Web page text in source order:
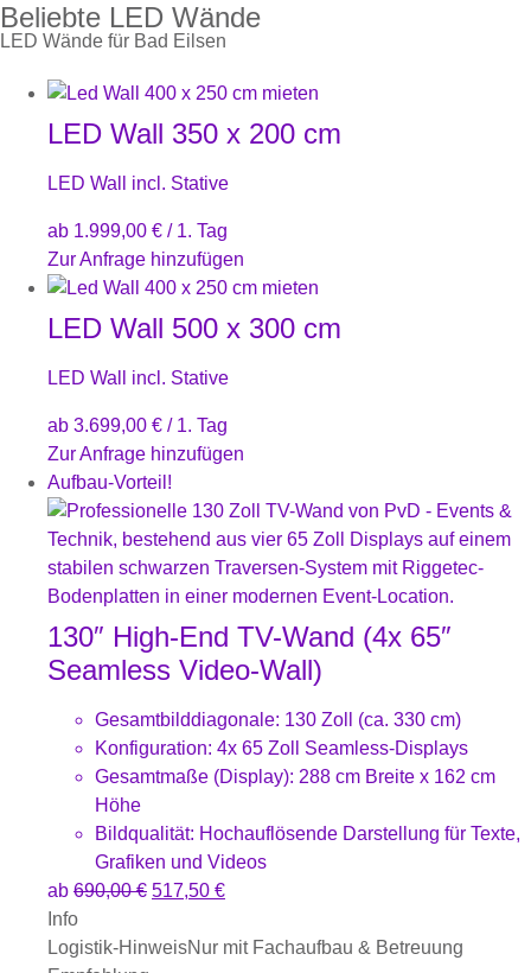
Beliebte LED Wände
LED Wände für Bad Eilsen
LED Wall 350 x 200 cm
LED Wall incl. Stative
ab 1.999,00 € / 1. Tag
Zur Anfrage hinzufügen
LED Wall 500 x 300 cm
LED Wall incl. Stative
ab 3.699,00 € / 1. Tag
Zur Anfrage hinzufügen
Aufbau-Vorteil!
130″ High-End TV-Wand (4x 65″
Seamless Video-Wall)
Gesamtbilddiagonale: 130 Zoll (ca. 330 cm)
Konfiguration: 4x 65 Zoll Seamless-Displays
Gesamtmaße (Display): 288 cm Breite x 162 cm
Höhe
Bildqualität: Hochauflösende Darstellung für Texte,
Grafiken und Videos
ab 690,00€ 517,50 €
Info
Logistik-HinweisNur mit Fachaufbau & Betreuung